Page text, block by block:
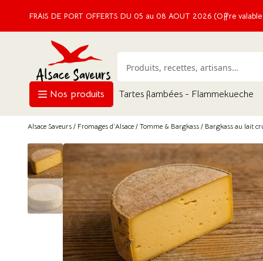
FRAIS DE PORT OFFERTS DU 05 au 08 AOUT 2026 (Offre
Nos produits Tartes flambées - Flammekueche
Alsace Saveurs / Fromages d'Alsace / Tomme & Bargkass / Bargkass au lait